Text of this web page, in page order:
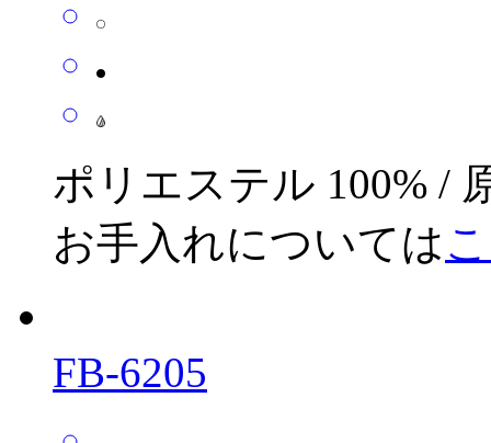
ポリエステル 100% /
お手入れについては
FB-6205